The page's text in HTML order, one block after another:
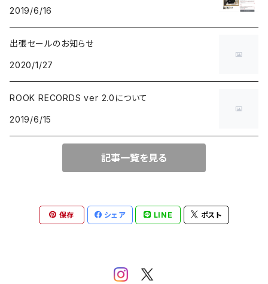
group / session
BLUE NOTE
にほんのJAZZ
big band / trad / swing
PROGRESSIVE ROCK / PSYCHEDELIA
GARAGE PUNK / TRASH PUNK
POWER POP / NEO MOD / PUB ROCK
PUNK ROCK
POP PUNK / MELODIC PUNK
NEO SKA / 2TONE / SKA PUNK
歌謡曲
演歌 / 懐メロ
民謡・音頭・俗謡
落語・浪曲・芸能
AVANT / EXPERIMENTAL / NOISE
NEW AGE / HEALING
SP
FOLKLORE - フォルクローレ
HAWAIIAN
LATIN / BRASIL / BOSSA NOVA
AFRO / CUBAN
2019/6/16
出張セールのお知らせ
2020/1/27
ROOK RECORDS ver 2.0について
2019/6/15
記事一覧を見る
保存 シェア LINE ポスト